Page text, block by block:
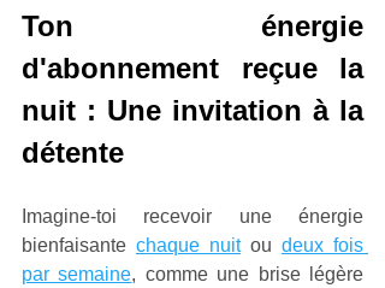
Ton énergie
d'abonnement reçue la
nuit : Une invitation à la
détente
Imagine-toi recevoir une énergie
bienfaisante chaque nuit ou deux fois
par semaine, comme une brise légère